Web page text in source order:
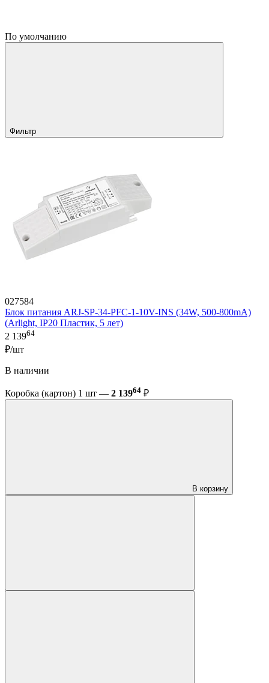
По умолчанию
Фильтр
027584
Блок питания ARJ-SP-34-PFC-1-10V-INS (34W, 500-800mA)
(Arlight, IP20 Пластик, 5 лет)
2 13964
₽/шт
В наличии
Коробка (картон) 1 шт — 2 13964 ₽
В корзину